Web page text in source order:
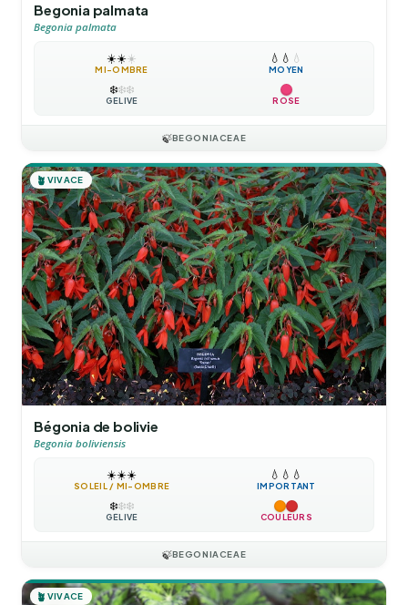
Begonia palmata
Begonia palmata
☀️☀️☀️
MI-OMBRE
💧 💧 💧
MOYEN
❄️❄️❄️
GÉLIVE ROSE
🍃BEGONIACEAE
🪴 VIVACE
Bégonia de bolivie
Begonia boliviensis
☀️☀️☀️
SOLEIL / MI-OMBRE
💧 💧 💧
IMPORTANT
❄️❄️❄️
GÉLIVE COULEURS
🍃BEGONIACEAE
🪴 VIVACE